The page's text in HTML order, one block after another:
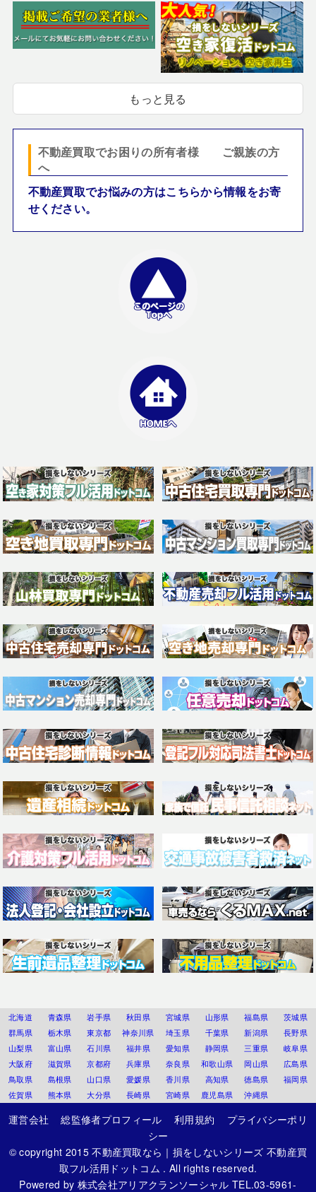
もっと見る
不動産買取でお困りの所有者様 ご親族の方
へ
不動産買取でお悩みの方はこちらから情報をお寄
せください。
北海道 青森県 岩手県 秋田県 宮城県 山形県 福島県
茨城県
群馬県
栃木県 東京都 神奈川県 埼玉県 千葉県 新潟県
長野県
山梨県
富山県 石川県 福井県 愛知県 静岡県 三重県
岐阜県
大阪府
滋賀県 京都府 兵庫県 奈良県 和歌山県 岡山県
広島県
鳥取県
島根県 山口県 愛媛県 香川県 高知県 徳島県
福岡県
佐賀県
熊本県 大分県 長崎県 宮崎県 鹿児島県 沖縄県
運営会社 総監修者プロフィール 利用規約
プライバシーポリ
シー
© copyright 2015不動産買取なら｜損をしないシリーズ 不動産買
取フル活用ドットコム . All rights reserved.
Powered by 株式会社アリアクランソーシャル TEL.03-5961-